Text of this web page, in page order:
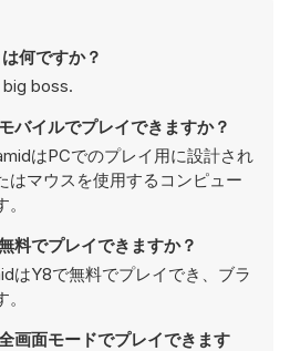
何ですか？
boss.
イルでプレイできますか？
はPCでのプレイ用に設計され
はマウスを使用するコンピュー
でプレイできますか？
はY8で無料でプレイでき、ブラ
面モードでプレイできます